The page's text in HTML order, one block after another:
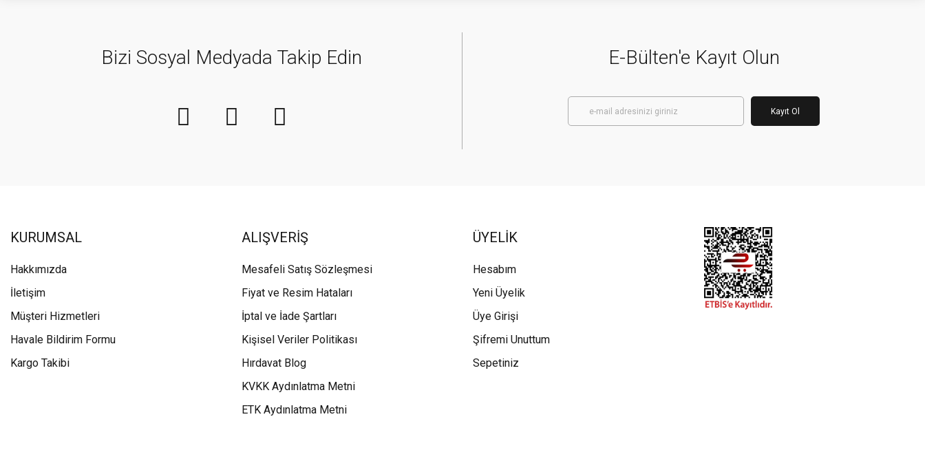
Bizi Sosyal Medyada Takip Edin E-Bülten'e Kayıt Olun
Kayıt Ol
KURUMSAL
Hakkımızda
İletişim
Müşteri Hizmetleri
Havale Bildirim Formu
Kargo Takibi
ALIŞVERİŞ
Mesafeli Satış Sözleşmesi
Fiyat ve Resim Hataları
İptal ve İade Şartları
Kişisel Veriler Politikası
Hırdavat Blog
KVKK Aydınlatma Metni
ETK Aydınlatma Metni
ÜYELİK
Hesabım
Yeni Üyelik
Üye Girişi
Şifremi Unuttum
Sepetiniz